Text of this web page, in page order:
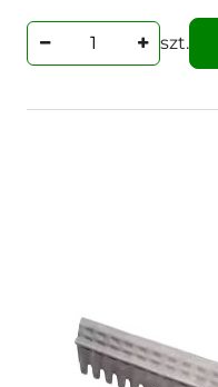
szt.